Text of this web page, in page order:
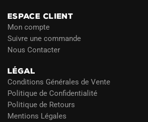
ESPACE CLIENT
Mon compte
Suivre une commande
Nous Contacter
LÉGAL
Conditions Générales de Vente
Politique de Confidentialité
Politique de Retours
Mentions Légales